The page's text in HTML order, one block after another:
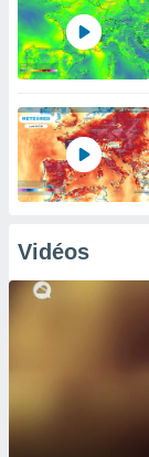
Vidéos